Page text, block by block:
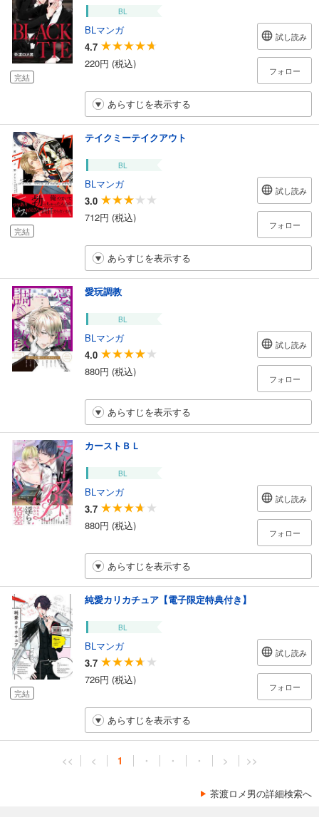
完結
BL
BLマンガ
4.7
220円 (税込)
試し読み
フォロー
あらすじを表示する
完結
テイクミーテイクアウト
BL
BLマンガ
3.0
712円 (税込)
試し読み
フォロー
あらすじを表示する
愛玩調教
BL
BLマンガ
4.0
880円 (税込)
試し読み
フォロー
あらすじを表示する
カーストＢＬ
BL
BLマンガ
3.7
880円 (税込)
試し読み
フォロー
あらすじを表示する
完結
純愛カリカチュア【電子限定特典付き】
BL
BLマンガ
3.7
726円 (税込)
試し読み
フォロー
あらすじを表示する
<< < 1 ・ ・ ・ > >>
茶渡ロメ男の詳細検索へ